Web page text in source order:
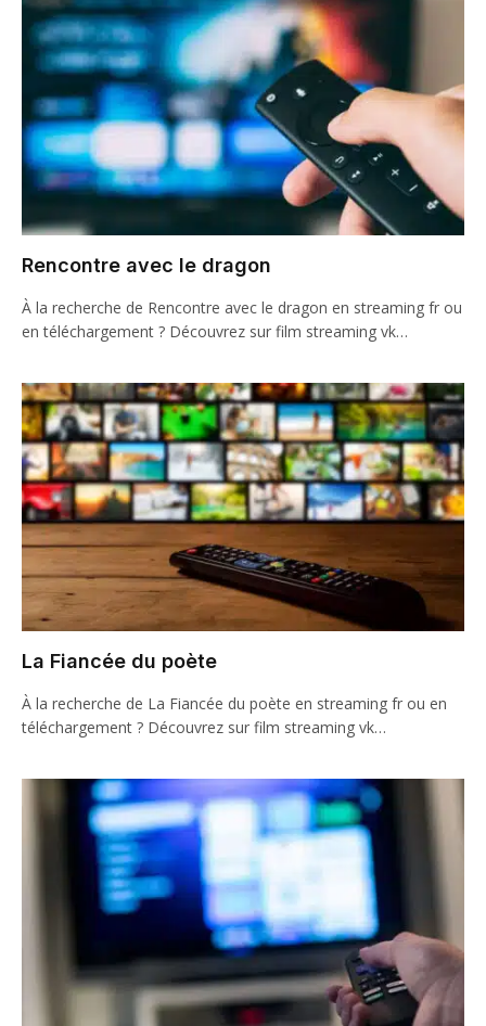
Rencontre avec le dragon
À la recherche de Rencontre avec le dragon en streaming fr ou
en téléchargement ? Découvrez sur film streaming vk…
La Fiancée du poète
À la recherche de La Fiancée du poète en streaming fr ou en
téléchargement ? Découvrez sur film streaming vk…